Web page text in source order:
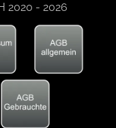
2020 - 2026